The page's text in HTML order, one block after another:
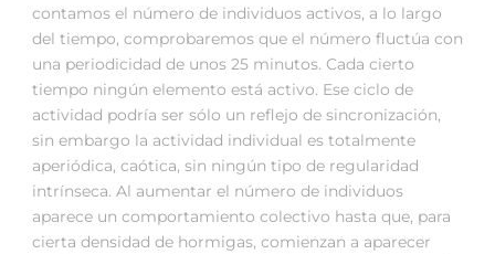
contamos el número de individuos activos, a lo largo
del tiempo, comprobaremos que el número fluctúa con
una periodicidad de unos 25 minutos. Cada cierto
tiempo ningún elemento está activo. Ese ciclo de
actividad podría ser sólo un reflejo de sincronización,
sin embargo la actividad individual es totalmente
aperiódica, caótica, sin ningún tipo de regularidad
intrínseca. Al aumentar el número de individuos
aparece un comportamiento colectivo hasta que, para
cierta densidad de hormigas, comienzan a aparecer